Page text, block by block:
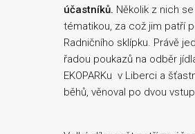
účastníků. Několik z nich
tématikou, za což jim patří
Radničního sklípku. Právě
řadou poukazů na odběr
EKOPARKu v Liberci a
běhů, věnoval po dvou